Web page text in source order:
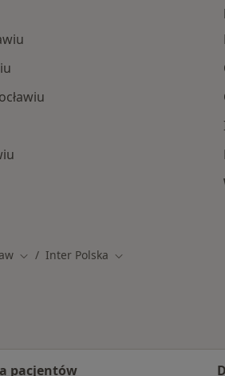
Zmień miasto
Inter Polska Zmień miasto
pacjentów